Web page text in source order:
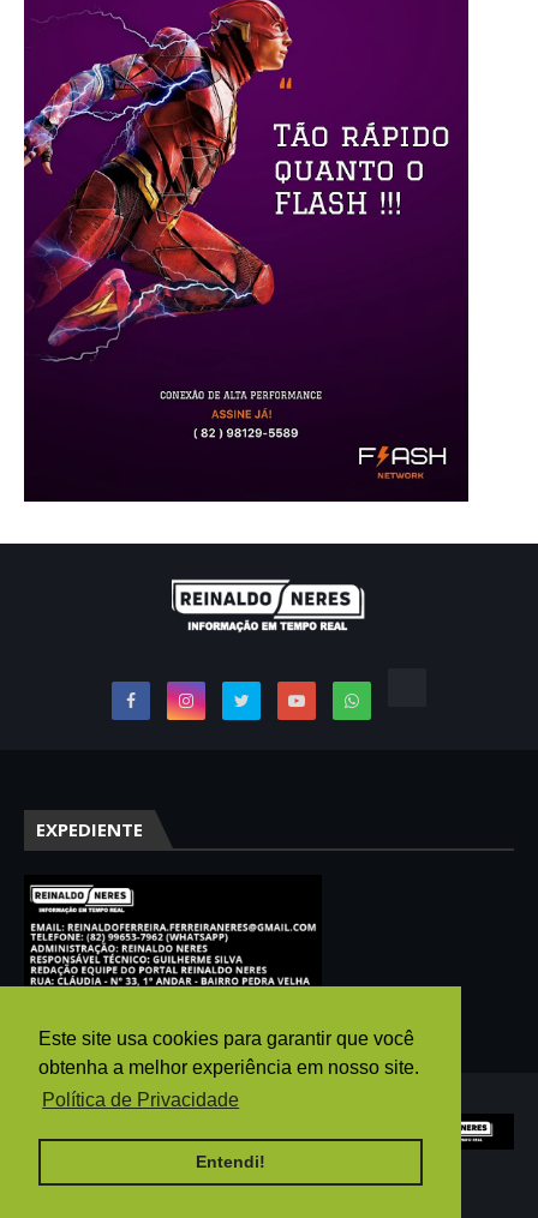
Este site usa cookies para garantir que você
obtenha a melhor experiência em nosso site.
Política de Privacidade
Entendi!
EXPEDIENTE